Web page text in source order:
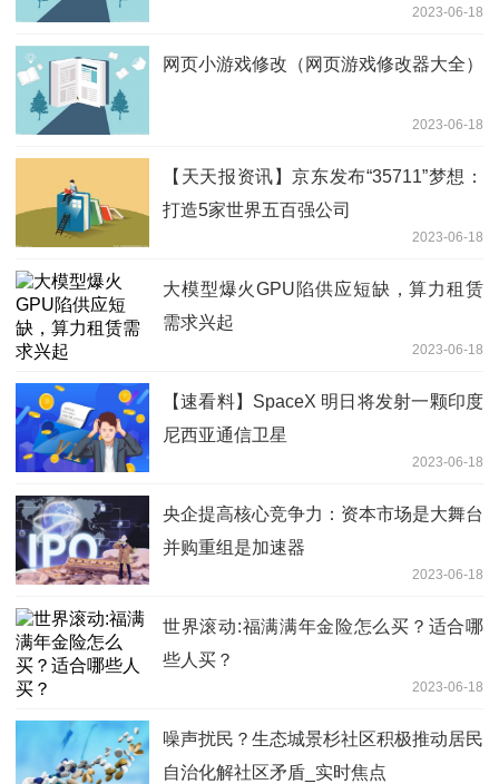
2023-06-18
网页小游戏修改（网页游戏修改器大全）
2023-06-18
【天天报资讯】京东发布“35711”梦想：
打造5家世界五百强公司
2023-06-18
大模型爆火GPU陷供应短缺，算力租赁
需求兴起
2023-06-18
【速看料】SpaceX 明日将发射一颗印度
尼西亚通信卫星
2023-06-18
央企提高核心竞争力：资本市场是大舞台
并购重组是加速器
2023-06-18
世界滚动:福满满年金险怎么买？适合哪
些人买？
2023-06-18
噪声扰民？­生态城景杉社区积极推动居民
自治化解社区矛盾_实时焦点